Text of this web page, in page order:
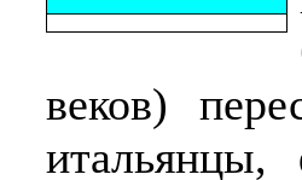
веков)